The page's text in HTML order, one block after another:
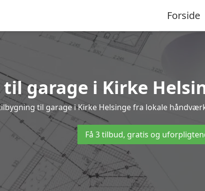
Forside
garage i Kirke
til garage i Kirke Helsinge fra lokale
Få 3 tilbud, gratis og